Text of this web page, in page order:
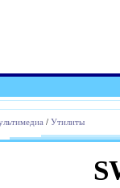
/ Утилиты